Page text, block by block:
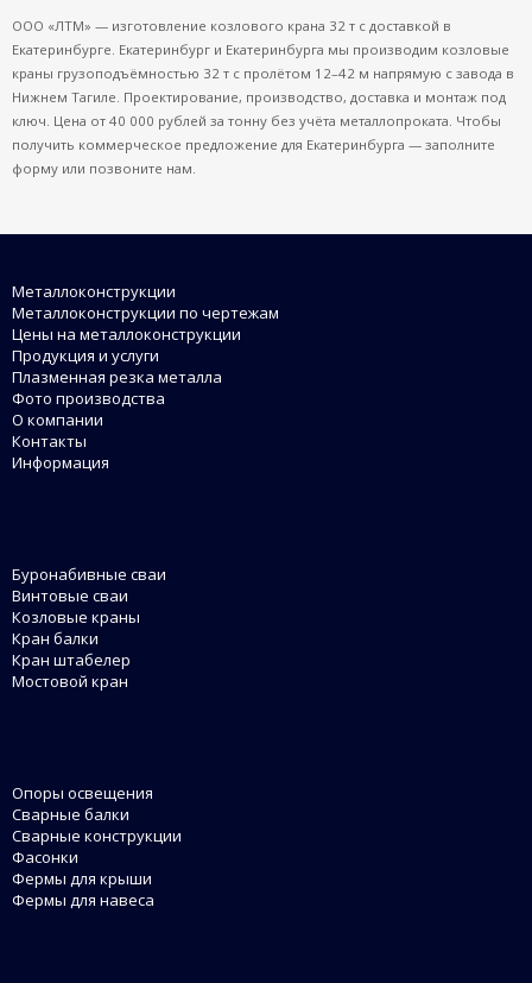
ООО «ЛТМ» — изготовление козлового крана 32 т с доставкой в
Екатеринбурге. Екатеринбург и Екатеринбурга мы производим козловые
краны грузоподъёмностью 32 т с пролётом 12–42 м напрямую с завода в
Нижнем Тагиле. Проектирование, производство, доставка и монтаж под
ключ. Цена от 40 000 рублей за тонну без учёта металлопроката. Чтобы
получить коммерческое предложение для Екатеринбурга — заполните
форму или позвоните нам.
Металлоконструкции
Металлоконструкции по чертежам
Цены на металлоконструкции
Продукция и услуги
Плазменная резка металла
Фото производства
О компании
Контакты
Информация
Буронабивные сваи
Винтовые сваи
Козловые краны
Кран балки
Кран штабелер
Мостовой кран
Опоры освещения
Сварные балки
Сварные конструкции
Фасонки
Фермы для крыши
Фермы для навеса